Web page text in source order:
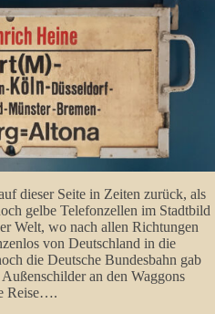
dieser Seite in Zeiten zurück, als
gelbe Telefonzellen im Stadtbild
Welt, wo nach allen Richtungen
von Deutschland in die
die Deutsche Bundesbahn gab
an den Waggons
Reise….